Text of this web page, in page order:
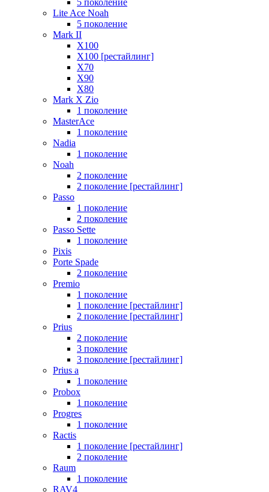
5 поколение
Lite Ace Noah
5 поколение
Mark II
X100
X100 [рестайлинг]
X70
X90
Х80
Mark X Zio
1 поколение
MasterAce
1 поколение
Nadia
1 поколение
Noah
2 поколение
2 поколение [рестайлинг]
Passo
1 поколение
2 поколение
Passo Sette
1 поколение
Pixis
Porte Spade
2 поколение
Premio
1 поколение
1 поколение [рестайлинг]
2 поколение [рестайлинг]
Prius
2 поколение
3 поколение
3 поколение [рестайлинг]
Prius a
1 поколение
Probox
1 поколение
Progres
1 поколение
Ractis
1 поколение [рестайлинг]
2 поколение
Raum
1 поколение
RAV4